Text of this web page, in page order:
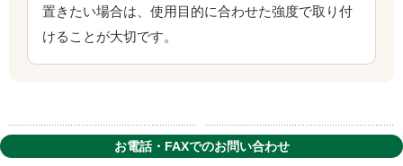
置きたい場合は、使用目的に合わせた強度で取り付
けることが大切です。
お電話・FAXでのお問い合わせ